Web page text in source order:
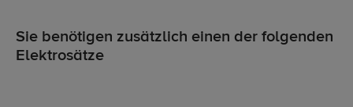
Sie benötigen zusätzlich einen der folgenden
Elektrosätze